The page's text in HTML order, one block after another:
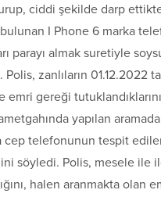
ciddi şekilde darp
I Phone 6 marka
parayı almak suretiyle
zanlıların 01.12.2022
gereği
yapılan
cep telefonunun tespit
söyledi. Polis, mesele ile
halen aranmakta olan